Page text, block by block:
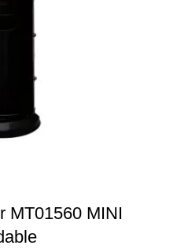
MT01560 MINI